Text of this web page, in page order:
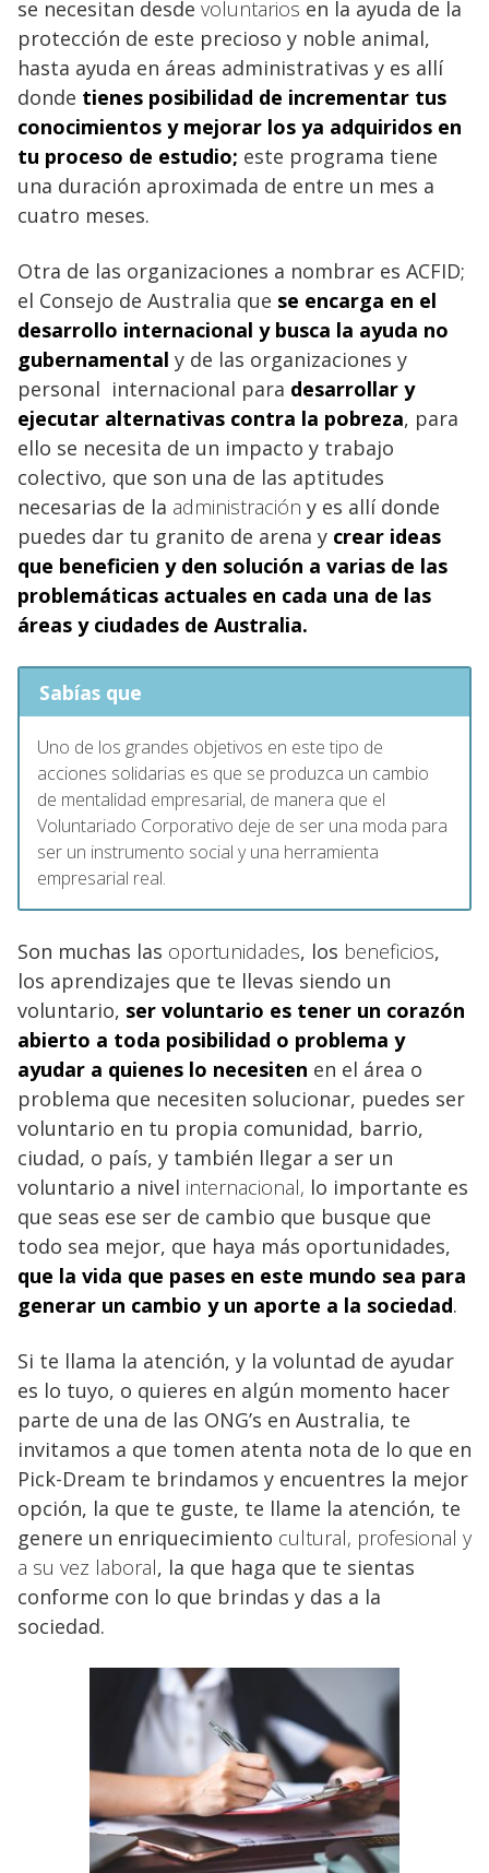
se necesitan desde voluntarios en la ayuda de la
protección de este precioso y noble animal,
hasta ayuda en áreas administrativas y es allí
donde tienes posibilidad de incrementar tus
conocimientos y mejorar los ya adquiridos en
tu proceso de estudio; este programa tiene
una duración aproximada de entre un mes a
cuatro meses.
Otra de las organizaciones a nombrar es ACFID;
el Consejo de Australia que se encarga en el
desarrollo internacional y busca la ayuda no
gubernamental y de las organizaciones y
personal internacional para desarrollar y
ejecutar alternativas contra la pobreza, para
ello se necesita de un impacto y trabajo
colectivo, que son una de las aptitudes
necesarias de la administración y es allí donde
puedes dar tu granito de arena y crear ideas
que beneficien y den solución a varias de las
problemáticas actuales en cada una de las
áreas y ciudades de Australia.
Sabías que
Uno de los grandes objetivos en este tipo de
acciones solidarias es que se produzca un cambio
de mentalidad empresarial, de manera que el
Voluntariado Corporativo deje de ser una moda para
ser un instrumento social y una herramienta
empresarial real.
Son muchas las oportunidades, los beneficios,
los aprendizajes que te llevas siendo un
voluntario, ser voluntario es tener un corazón
abierto a toda posibilidad o problema y
ayudar a quienes lo necesiten en el área o
problema que necesiten solucionar, puedes ser
voluntario en tu propia comunidad, barrio,
ciudad, o país, y también llegar a ser un
voluntario a nivel internacional, lo importante es
que seas ese ser de cambio que busque que
todo sea mejor, que haya más oportunidades,
que la vida que pases en este mundo sea para
generar un cambio y un aporte a la sociedad.
Si te llama la atención, y la voluntad de ayudar
es lo tuyo, o quieres en algún momento hacer
parte de una de las ONG’s en Australia, te
invitamos a que tomen atenta nota de lo que en
Pick-Dream te brindamos y encuentres la mejor
opción, la que te guste, te llame la atención, te
genere un enriquecimiento cultural, profesional y
a su vez laboral, la que haga que te sientas
conforme con lo que brindas y das a la
sociedad.